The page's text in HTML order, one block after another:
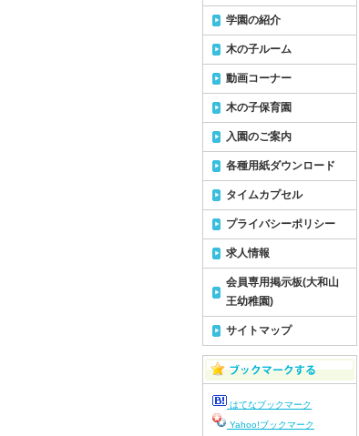
学園の紹介
木の子ルーム
動画コーナー
木の子保育園
入園のご案内
各種用紙ダウンロード
タイムカプセル
プライバシーポリシー
求人情報
会員専用掲示板(大和山
王幼稚園)
サイトマップ
はてなブックマーク
Yahoo!ブックマーク